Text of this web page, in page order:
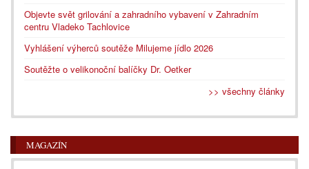
Objevte svět grilování a zahradního vybavení v Zahradním
centru Vladeko Tachlovice
Vyhlášení výherců soutěže Milujeme jídlo 2026
Soutěžte o velikonoční balíčky Dr. Oetker
>> všechny články
MAGAZÍN